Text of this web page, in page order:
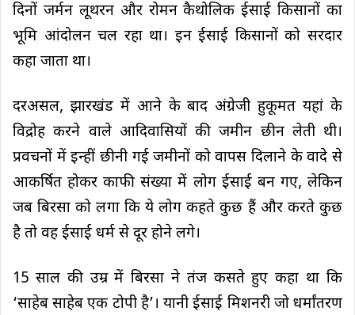
दिनों जर्मन लूथरन और रोमन कैथोलिक ईसाई किसानों का
भूमि आंदोलन चल रहा था। इन ईसाई किसानों को सरदार
कहा जाता था।
दरअसल, झारखंड में आने के बाद अंग्रेजी हुकूमत यहां के
विद्रोह करने वाले आदिवासियों की जमीन छीन लेती थी।
प्रवचनों में इन्हीं छीनी गई जमीनों को वापस दिलाने के वादे से
आकर्षित होकर काफी संख्या में लोग ईसाई बन गए, लेकिन
जब बिरसा को लगा कि ये लोग कहते कुछ हैं और करते कुछ
है तो वह ईसाई धर्म से दूर होने लगे।
15 साल की उम्र में बिरसा ने तंज कसते हुए कहा था कि
‘साहेब साहेब एक टोपी है’। यानी ईसाई मिशनरी जो धर्मांतरण